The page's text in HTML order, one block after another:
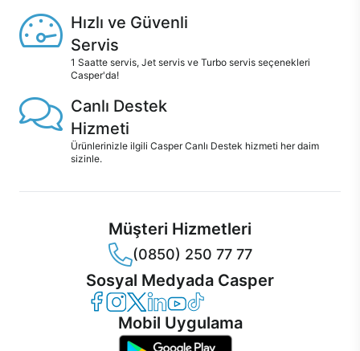
Hızlı ve Güvenli
Servis
1 Saatte servis, Jet servis ve Turbo servis seçenekleri
Casper'da!
Canlı Destek
Hizmeti
Ürünlerinizle ilgili Casper Canlı Destek hizmeti her daim
sizinle.
Müşteri Hizmetleri
(0850) 250 77 77
Sosyal Medyada Casper
Casper Facebook
Casper Instagram
Casper Twitter
Casper LinkedIn
Casper YouTube
Casper TikTok
Mobil Uygulama